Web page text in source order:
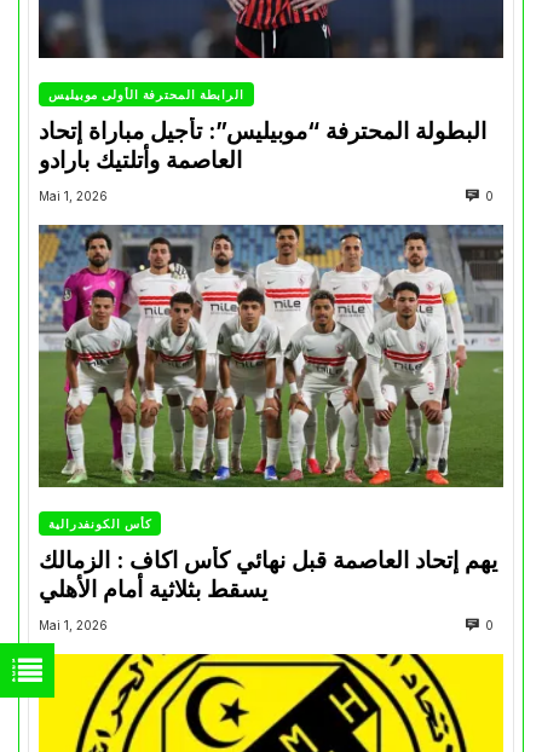
الرابطة المحترفة الأولى موبيليس
البطولة المحترفة “موبيليس”: تأجيل مباراة إتحاد
العاصمة وأتلتيك بارادو
Mai 1, 2026 0
كأس الكونفدرالية
يهم إتحاد العاصمة قبل نهائي كأس اكاف : الزمالك
Mai 1, 2026 0